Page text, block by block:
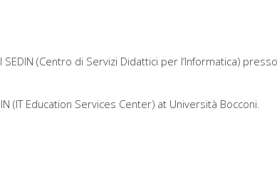
(Centro di Servizi Didattici per l’Informatica)
(IT Education Services Center) at Università Bocconi.